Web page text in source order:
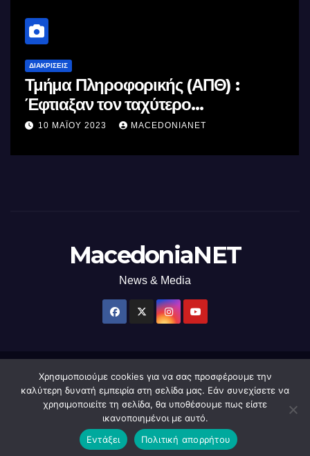
ΔΙΑΚΡΊΣΕΙΣ
Τμήμα Πληροφορικής (ΑΠΘ) :
Έφτιαξαν τον ταχύτερο
επεξεργαστή AI στον κόσμο με τη
10 ΜΑΪ́ΟΥ 2023 MACEDONIANET
MacedoniaNET
News & Media
Δημιουργήθηκε από το digital2000 με την Υποστήριξη του WordPress
Θέμα: Newsup απόThemeansar.
macedonianetΔιαφημιστείτεΕπικοινωνίαΠολιτική Απορρήτου
Χρησιμοποιούμε cookies για να σας προσφέρουμε την
καλύτερη δυνατή εμπειρία στη σελίδα μας. Εάν συνεχίσετε να
χρησιμοποιείτε τη σελίδα, θα υποθέσουμε πως είστε
ικανοποιημένοι με αυτό.
Εντάξει
Πολιτική απορρήτου